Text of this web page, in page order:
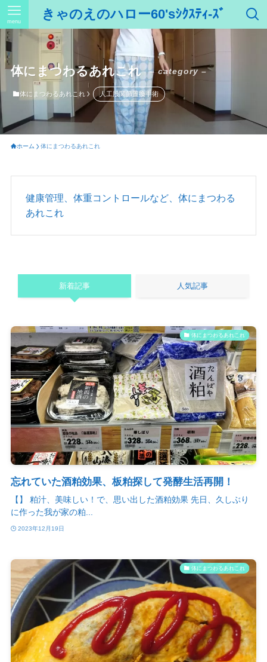
きゃのえのハロー60'sｼｸｽﾃｨ-ｽﾞ
menu
体にまつわるあれこれ – category –
体にまつわるあれこれ 人工股関節置換手術
ホーム 体にまつわるあれこれ
健康管理、体重コントロールなど、体にまつわる
あれこれ
新着記事 人気記事
体にまつわるあれこれ
忘れていた酒粕効果、板粕探して発酵生活再開！
【】 粕汁、美味しい！で、思い出した酒粕効果 先日、久しぶり
に作った我が家の粕...
2023年12月19日
体にまつわるあれこれ